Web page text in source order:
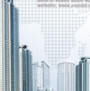
2015-02-01
2018-03-16